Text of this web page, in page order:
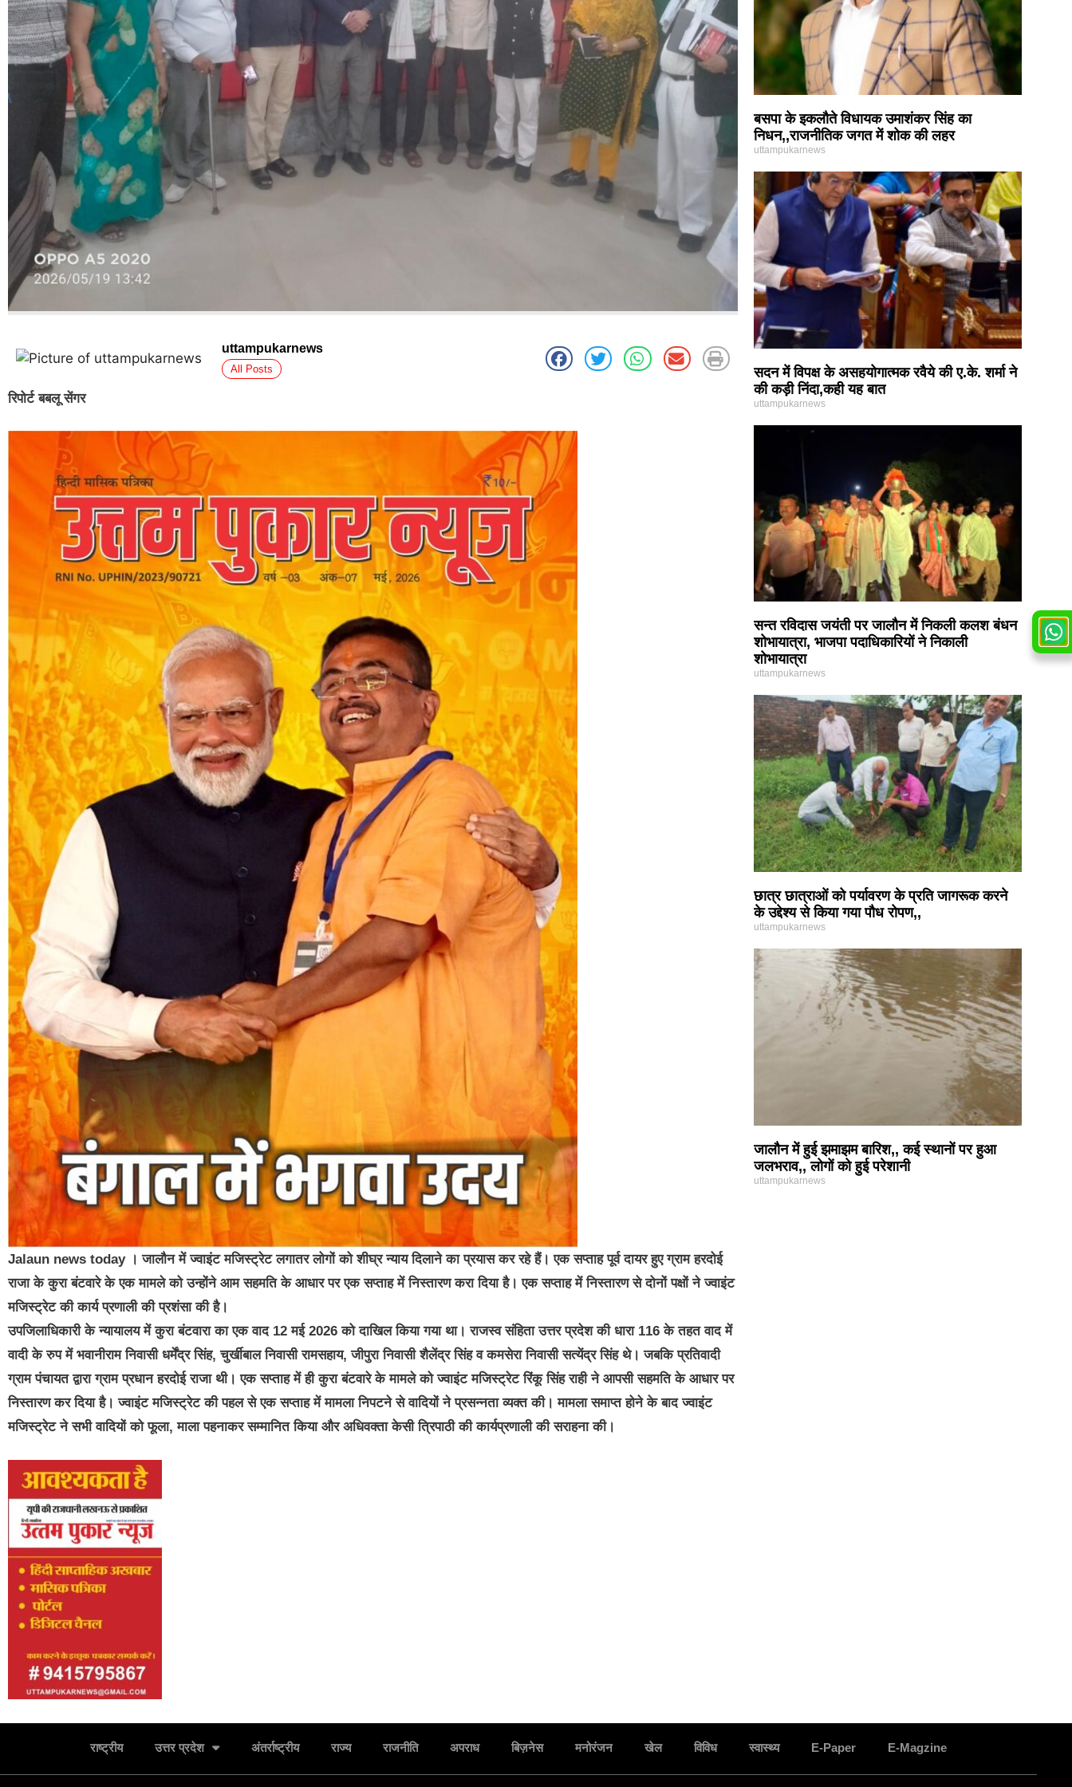
uttampukarnews
All Posts
रिपोर्ट बबलू सेंगर
Jalaun news today । जालौन में ज्वाइंट मजिस्ट्रेट लगातर लोगों को शीघ्र न्याय दिलाने का प्रयास कर रहे हैं। एक सप्ताह पूर्व दायर हुए ग्राम हरदोई
राजा के कुरा बंटवारे के एक मामले को उन्होंने आम सहमति के आधार पर एक सप्ताह में निस्तारण करा दिया है। एक सप्ताह में निस्तारण से दोनों पक्षों ने ज्वाइंट
मजिस्ट्रेट की कार्य प्रणाली की प्रशंसा की है।
उपजिलाधिकारी के न्यायालय में कुरा बंटवारा का एक वाद 12 मई 2026 को दाखिल किया गया था। राजस्व संहिता उत्तर प्रदेश की धारा 116 के तहत वाद में
वादी के रुप में भवानीराम निवासी धर्मेंद्र सिंह, चुर्खीबाल निवासी रामसहाय, जीपुरा निवासी शैलेंद्र सिंह व कमसेरा निवासी सत्येंद्र सिंह थे। जबकि प्रतिवादी
ग्राम पंचायत द्वारा ग्राम प्रधान हरदोई राजा थी। एक सप्ताह में ही कुरा बंटवारे के मामले को ज्वाइंट मजिस्ट्रेट रिंकू सिंह राही ने आपसी सहमति के आधार पर
निस्तारण कर दिया है। ज्वाइंट मजिस्ट्रेट की पहल से एक सप्ताह में मामला निपटने से वादियों ने प्रसन्नता व्यक्त की। मामला समाप्त होने के बाद ज्वाइंट
मजिस्ट्रेट ने सभी वादियों को फूला, माला पहनाकर सम्मानित किया और अधिवक्ता केसी त्रिपाठी की कार्यप्रणाली की सराहना की।
बसपा के इकलौते विधायक उमाशंकर सिंह का
निधन,,राजनीतिक जगत में शोक की लहर
uttampukarnews
सदन में विपक्ष के असहयोगात्मक रवैये की ए.के. शर्मा ने
की कड़ी निंदा,कही यह बात
uttampukarnews
सन्त रविदास जयंती पर जालौन में निकली कलश बंधन
शोभायात्रा, भाजपा पदाधिकारियों ने निकाली
शोभायात्रा
uttampukarnews
छात्र छात्राओं को पर्यावरण के प्रति जागरूक करने
के उद्देश्य से किया गया पौध रोपण,,
uttampukarnews
जालौन में हुई झमाझम बारिश,, कई स्थानों पर हुआ
जलभराव,, लोगों को हुई परेशानी
uttampukarnews
राष्ट्रीय उत्तर प्रदेश अंतर्राष्ट्रीय राज्य राजनीति अपराध बिज़नेस मनोरंजन खेल विविध स्वास्थ्य E-Paper E-Magzine